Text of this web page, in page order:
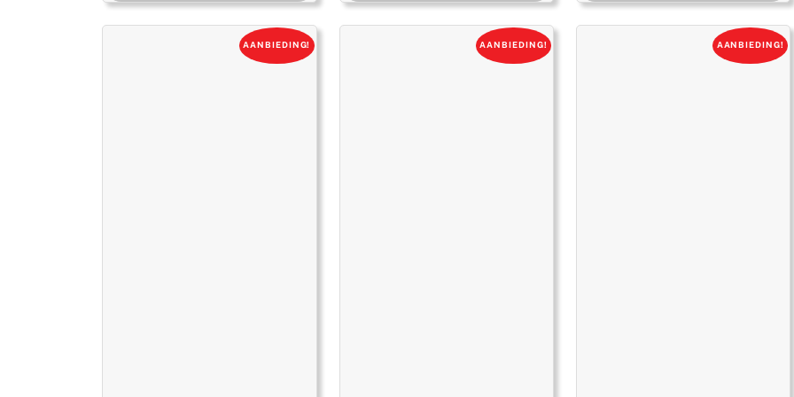
€ 3.185,00.€ 2.293,00.
€ 3.545,00.€ 2.552,00.
€ 3.835,00.€ 2.761,00.
AANBIEDING! AANBIEDING! AANBIEDING!